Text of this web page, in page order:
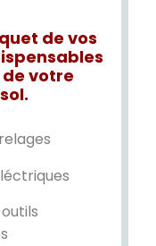
de vos
votre